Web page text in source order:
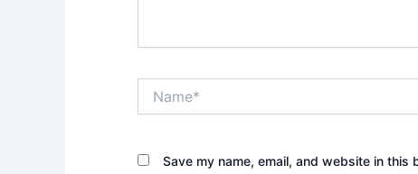
Save my name, email, and website in